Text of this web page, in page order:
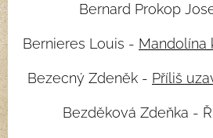
Bernard Prokop
Bernieres Louis - Mandolína
Bezecný Zdeněk - Příliš
Bezděková Zdeňka -